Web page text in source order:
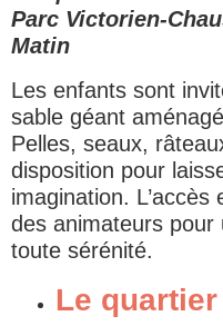
Parc Victorien-
Matin
Les enfants sont
sable géant
Pelles, seaux,
disposition pour
imagination.
des animateurs
toute sérénité.
Le